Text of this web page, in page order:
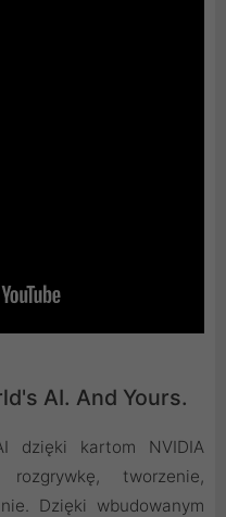
AI. And Yours.
dzięki kartom NVIDIA
tworzenie,
Dzięki wbudowanym